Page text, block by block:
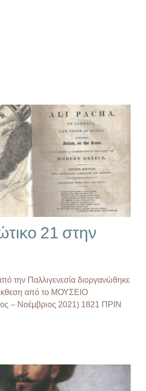
Σύλλογος
Δίστρατο
Ο Δήμος
Ιστορικά
Απόψεις
21 στην
την Παλλιγενεσία διοργανώθηκε
από το ΜΟΥΣΕΙΟ
– Νοέμβριος 2021) 1821 ΠΡΙΝ